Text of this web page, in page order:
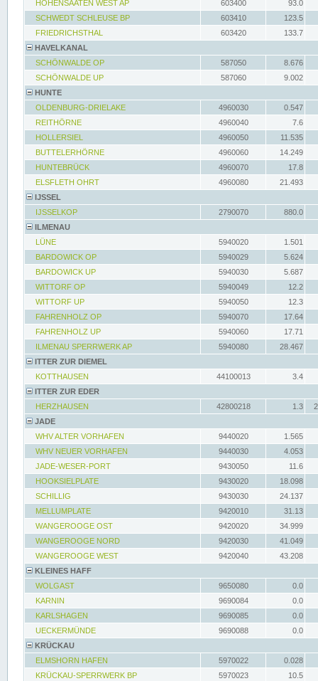
HOHENSAATEN WEST AP
603400
93.0
SCHWEDT SCHLEUSE BP
603410
123.5
FRIEDRICHSTHAL
603420
133.7
HAVELKANAL
SCHÖNWALDE OP
587050
8.676
SCHÖNWALDE UP
587060
9.002
HUNTE
OLDENBURG-DRIELAKE
4960030
0.547
REITHÖRNE
4960040
7.6
HOLLERSIEL
4960050
11.535
BUTTELERHÖRNE
4960060
14.249
HUNTEBRÜCK
4960070
17.8
ELSFLETH OHRT
4960080
21.493
IJSSEL
IJSSELKOP
2790070
880.0
ILMENAU
LÜNE
5940020
1.501
BARDOWICK OP
5940029
5.624
BARDOWICK UP
5940030
5.687
WITTORF OP
5940049
12.2
WITTORF UP
5940050
12.3
FAHRENHOLZ OP
5940070
17.64
FAHRENHOLZ UP
5940060
17.71
ILMENAU SPERRWERK AP
5940080
28.467
ITTER ZUR DIEMEL
KOTTHAUSEN
44100013
3.4
ITTER ZUR EDER
HERZHAUSEN
42800218 1.3
JADE
WHV ALTER VORHAFEN
9440020
1.565
WHV NEUER VORHAFEN
9440030
4.053
JADE-WESER-PORT
9430050
11.6
HOOKSIELPLATE
9430020
18.098
SCHILLIG
9430030
24.137
MELLUMPLATE
9420010
31.13
WANGEROOGE OST
9420020
34.999
WANGEROOGE NORD
9420030
41.049
WANGEROOGE WEST
9420040
43.208
KLEINES HAFF
WOLGAST
9650080
0.0
KARNIN
9690084
0.0
KARLSHAGEN
9690085
0.0
UECKERMÜNDE
9690088
0.0
KRÜCKAU
ELMSHORN HAFEN
5970022
0.028
KRÜCKAU-SPERRWERK BP
5970023
10.5